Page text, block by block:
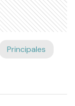
Principales